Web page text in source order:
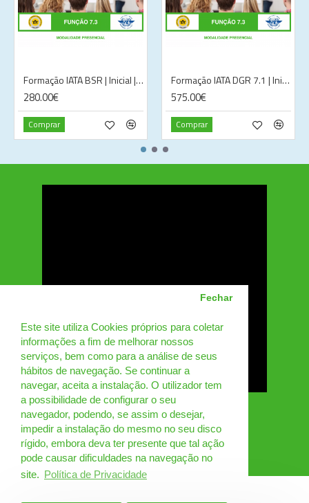
Este site utiliza Cookies próprios para coletar
informações a fim de melhorar nossos
serviços, bem como para a análise de seus
hábitos de navegação. Se continuar a
navegar, aceita a instalação. O utilizador tem
a possibilidade de configurar o seu
navegador, podendo, se assim o desejar,
impedir a instalação do mesmo no seu disco
rígido, embora deva ter presente que tal ação
pode causar dificuldades na navegação no
site. Política de Privacidade
Fechar
Formação IATA BSR | Inicial | Virtual| Lisboa
280.00€
Comprar
Formação IATA DGR 7.1 | Inicial | Presencial | Lisboa
575.00€
Comprar